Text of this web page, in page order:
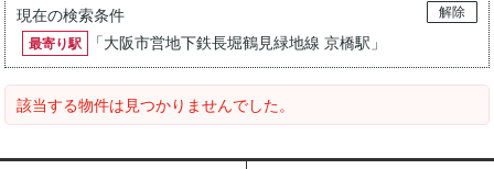
現在の検索条件
解除
最寄り駅
「大阪市営地下鉄長堀鶴見緑地線 京橋駅 」
該当する物件は見つかりませんでした。